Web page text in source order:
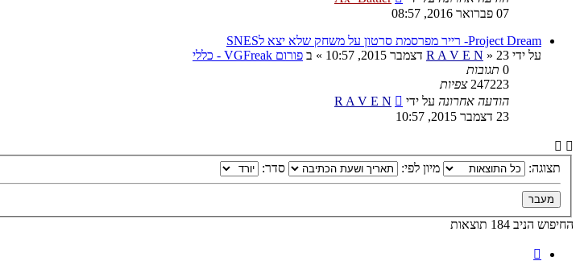
07 פברואר 2016, 08:57
Project Dream- רייר מפרסמת סרטון על משחק שלא יצא לSNES
על ידי
R A V E N » 23 דצמבר 2015, 10:57 » ב פורום VGFreak - כללי
0 תגובות
247223 צפיות
הודעה אחרונה על ידי
R A V E N
23 דצמבר 2015, 10:57
תצוגה: מיון לפי: סדר:
החיפוש הניב 184 תוצאות